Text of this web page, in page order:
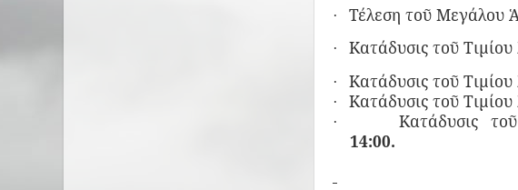
· Τέλεση τοῦ Μεγάλου
· Κατάδυσις τοῦ
· Κατάδυσις τοῦ
· Κατάδυσις τοῦ
· Κατάδυσις
14:00.